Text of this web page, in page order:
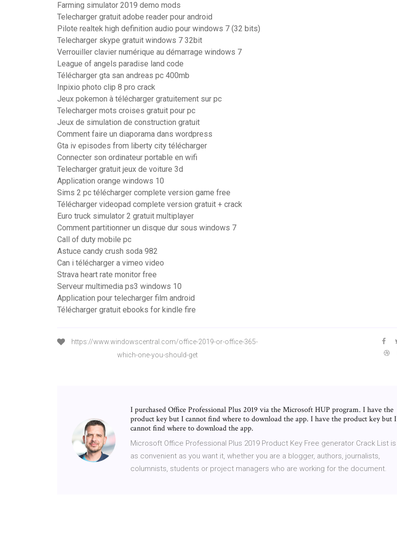
Farming simulator 2019 demo mods
Telecharger gratuit adobe reader pour android
Pilote realtek high definition audio pour windows 7 (32 bits)
Telecharger skype gratuit windows 7 32bit
Verrouiller clavier numérique au démarrage windows 7
League of angels paradise land code
Télécharger gta san andreas pc 400mb
Inpixio photo clip 8 pro crack
Jeux pokemon à télécharger gratuitement sur pc
Telecharger mots croises gratuit pour pc
Jeux de simulation de construction gratuit
Comment faire un diaporama dans wordpress
Gta iv episodes from liberty city télécharger
Connecter son ordinateur portable en wifi
Telecharger gratuit jeux de voiture 3d
Application orange windows 10
Sims 2 pc télécharger complete version game free
Télécharger videopad complete version gratuit + crack
Euro truck simulator 2 gratuit multiplayer
Comment partitionner un disque dur sous windows 7
Call of duty mobile pc
Astuce candy crush soda 982
Can i télécharger a vimeo video
Strava heart rate monitor free
Serveur multimedia ps3 windows 10
Application pour telecharger film android
Télécharger gratuit ebooks for kindle fire
https://www.windowscentral.com/office-2019-or-office-365-
which-one-you-should-get
I purchased Office Professional Plus 2019 via the Microsoft HUP program. I have the
product key but I cannot find where to download the app. I have the product key but I
cannot find where to download the app.
Microsoft Office Professional Plus 2019 Product Key Free generator Crack List is
as convenient as you want it, whether you are a blogger, authors, journalists,
columnists, students or project managers who are working for the document.